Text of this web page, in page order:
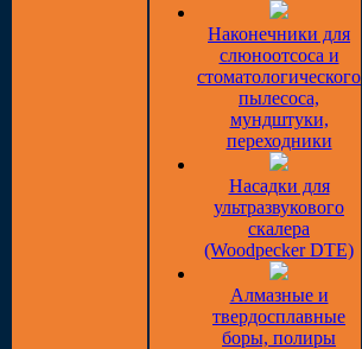
Наконечники для
слюноотсоса и
стоматологического
пылесоса,
мундштуки,
переходники
Насадки для
ультразвукового
скалера
(Woodpecker DTE)
Алмазные и
твердосплавные
боры, полиры